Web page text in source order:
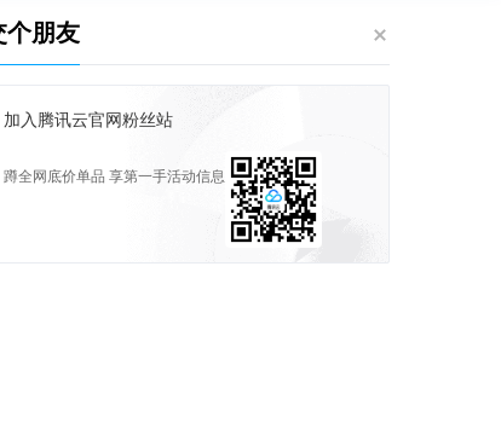
个朋友
加入腾讯云官网粉丝站
蹲全网底价单品 享第一手活动信息